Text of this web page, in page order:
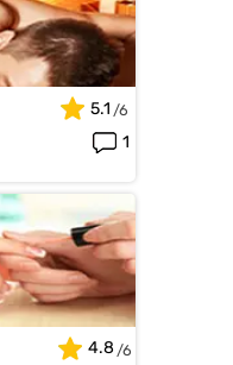
5.1
1
4.8